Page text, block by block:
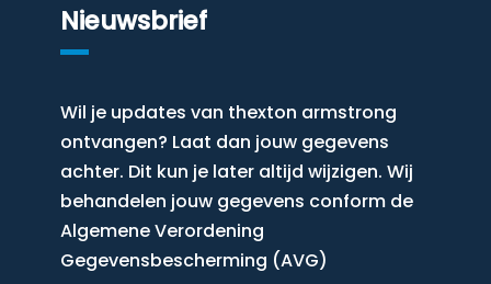
Nieuwsbrief
Wil je updates van thexton armstrong
ontvangen? Laat dan jouw gegevens
achter. Dit kun je later altijd wijzigen. Wij
behandelen jouw gegevens conform de
Algemene Verordening
Gegevensbescherming (AVG)